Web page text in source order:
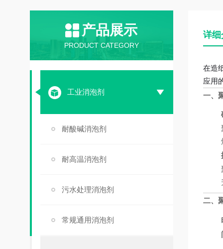
产品展示
PRODUCT CATEGORY
工业消泡剂
耐酸碱消泡剂
耐高温消泡剂
污水处理消泡剂
常规通用消泡剂
详细
在造
应用
一、
二、